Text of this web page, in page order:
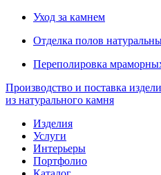
Уход за камнем
Отделка полов
Переполировка
Производство и поставка
из натурального камня
Изделия
Услуги
Интерьеры
Портфолио